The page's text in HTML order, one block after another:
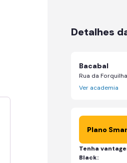
Detalhes
Bacabal
Rua da
Ver academia
Plano
Tenha
Black: